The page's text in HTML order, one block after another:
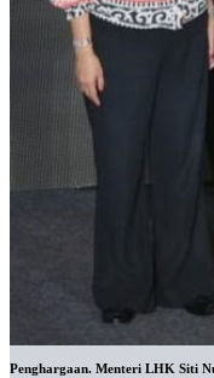
Penghargaan. Menteri LHK Siti